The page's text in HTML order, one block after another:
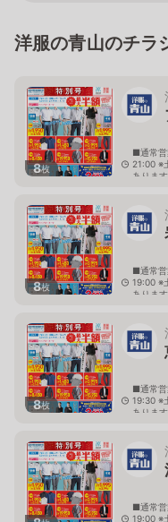
洋服の青山のチラ
8枚
■通常営
21:00 ※
ありま
8枚
■通常営
19:00 ※
ありま
8枚
■通常営
19:30 ※
ありま
■通常営
19:00 ※